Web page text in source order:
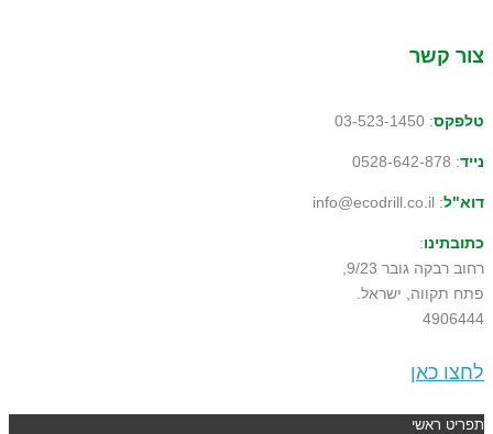
צור קשר
טלפקס: 03-523-1450
נייד: 0528-642-878
דוא"ל: info@ecodrill.co.il
כתובתינו:
רחוב רבקה גובר 9/23,
פתח תקווה, ישראל.
4906444
לחצו כאן
תפריט ראשי